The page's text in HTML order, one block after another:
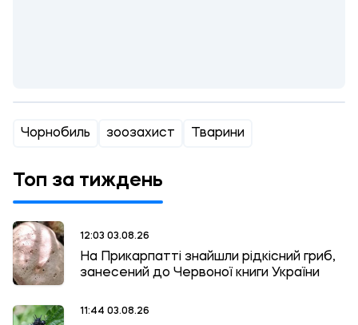
Чорнобиль зоозахист Тварини
Топ за тиждень
12:03 03.08.26
На Прикарпатті знайшли рідкісний гриб,
занесений до Червоної книги України
11:44 03.08.26